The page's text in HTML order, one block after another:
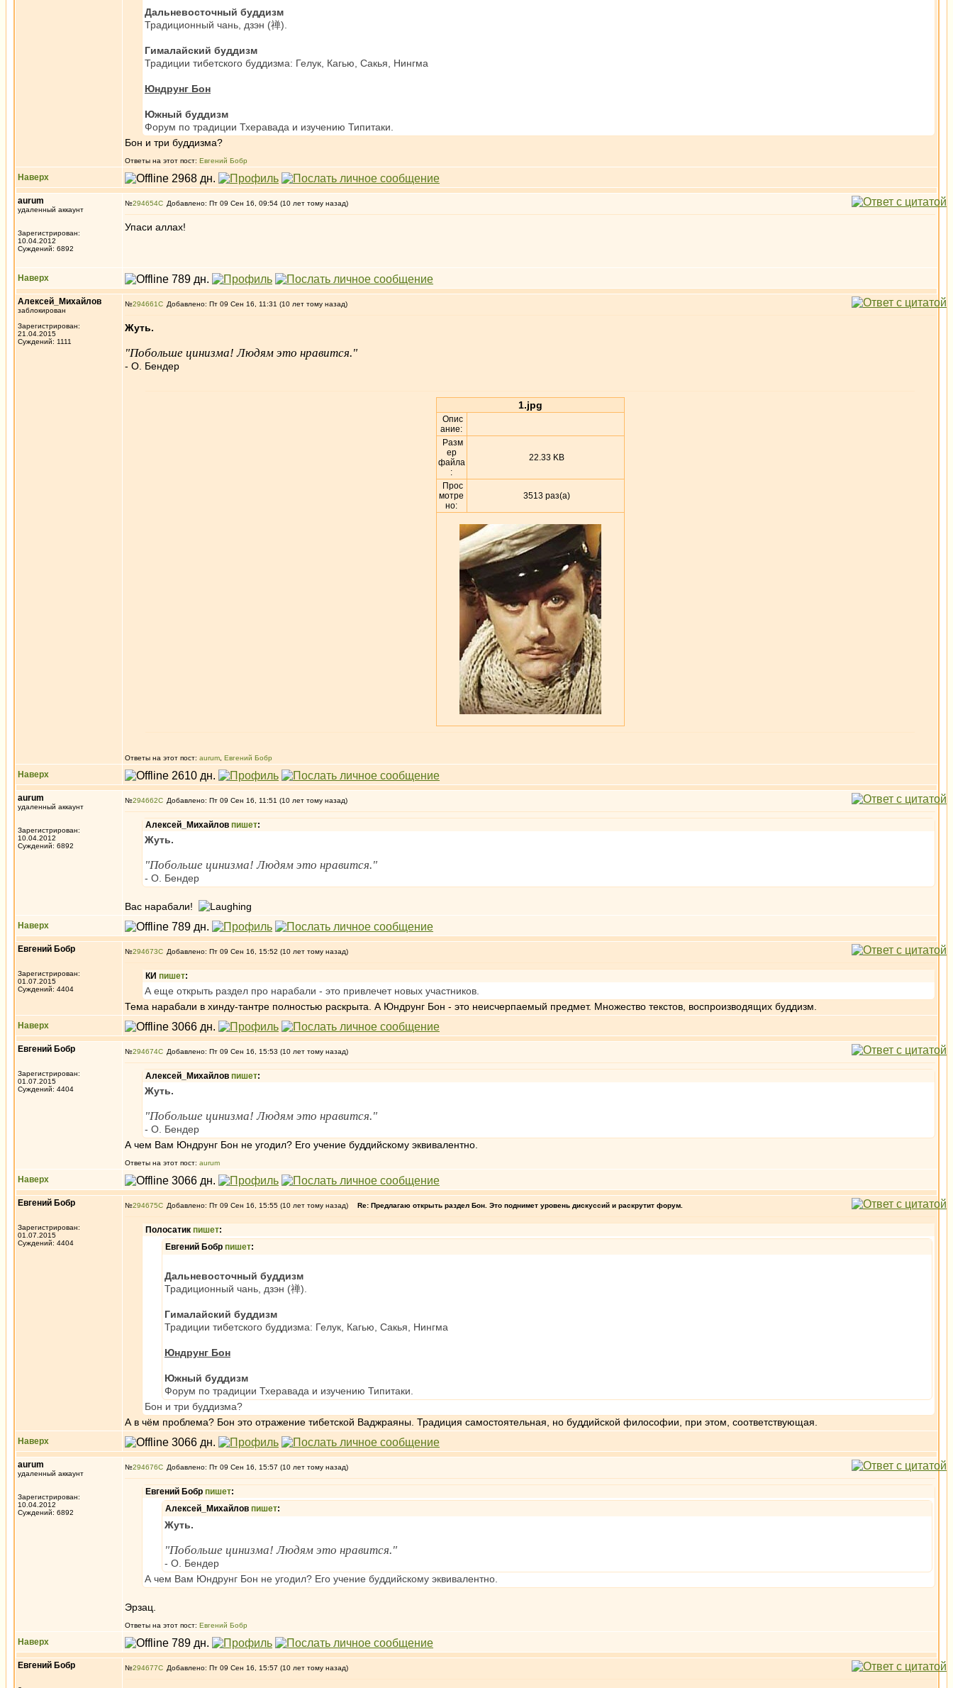
Дальневосточный буддизм
Традиционный чань, дзэн (禅).
Гималайский буддизм
Традиции тибетского буддизма: Гелук, Кагью, Сакья, Нингма
Юндрунг Бон
Южный буддизм
Форум по традиции Тхеравада и изучению Типитаки.
Бон и три буддизма?
Ответы на этот пост: Евгений Бобр
Наверх
aurum
удаленный аккаунт
Зарегистрирован:
10.04.2012
Суждений: 6892
№294654 Добавлено: Пт 09 Сен 16, 09:54 (10 лет тому назад)
Упаси аллах!
Наверх
Алексей_Михайлов
заблокирован
Зарегистрирован:
21.04.2015
Суждений: 1111
№294661 Добавлено: Пт 09 Сен 16, 11:31 (10 лет тому назад)
Жуть.
"Побольше цинизма! Людям это нравится."
- О. Бендер
1.jpg
Опис
ание:
Разм
ер
файла
:
22.33 KB
Прос
мотре
но:
3513 раз(а)
Ответы на этот пост: aurum Евгений Бобр
Наверх
aurum
удаленный аккаунт
Зарегистрирован:
10.04.2012
Суждений: 6892
№294662 Добавлено: Пт 09 Сен 16, 11:51 (10 лет тому назад)
Алексей_Михайлов пишет:
Жуть.
"Побольше цинизма! Людям это нравится."
- О. Бендер
Вас нарабали!
Наверх
Евгений Бобр
Зарегистрирован:
01.07.2015
Суждений: 4404
№294673 Добавлено: Пт 09 Сен 16, 15:52 (10 лет тому назад)
КИ пишет:
А еще открыть раздел про нарабали - это привлечет новых участников.
Тема нарабали в хинду-тантре полностью раскрыта. А Юндрунг Бон - это неисчерпаемый предмет. Множество текстов, воспроизводящих буддизм.
Наверх
Евгений Бобр
Зарегистрирован:
01.07.2015
Суждений: 4404
№294674 Добавлено: Пт 09 Сен 16, 15:53 (10 лет тому назад)
Алексей_Михайлов пишет:
Жуть.
"Побольше цинизма! Людям это нравится."
- О. Бендер
А чем Вам Юндрунг Бон не угодил? Его учение буддийскому эквивалентно.
Ответы на этот пост: aurum
Наверх
Евгений Бобр
Зарегистрирован:
01.07.2015
Суждений: 4404
№294675 Добавлено: Пт 09 Сен 16, 15:55 (10 лет тому назад) Re: Предлагаю открыть раздел Бон. Это поднимет уровень дискуссий и раскрутит форум.
Полосатик пишет:
Евгений Бобр пишет:
Дальневосточный буддизм
Традиционный чань, дзэн (禅).
Гималайский буддизм
Традиции тибетского буддизма: Гелук, Кагью, Сакья, Нингма
Юндрунг Бон
Южный буддизм
Форум по традиции Тхеравада и изучению Типитаки.
Бон и три буддизма?
А в чём проблема? Бон это отражение тибетской Ваджраяны. Традиция самостоятельная, но буддийской философии, при этом, соответствующая.
Наверх
aurum
удаленный аккаунт
Зарегистрирован:
10.04.2012
Суждений: 6892
№294676 Добавлено: Пт 09 Сен 16, 15:57 (10 лет тому назад)
Евгений Бобр пишет:
Алексей_Михайлов пишет:
Жуть.
"Побольше цинизма! Людям это нравится."
- О. Бендер
А чем Вам Юндрунг Бон не угодил? Его учение буддийскому эквивалентно.
Эрзац.
Ответы на этот пост: Евгений Бобр
Наверх
Евгений Бобр №294677 Добавлено: Пт 09 Сен 16, 15:57 (10 лет тому назад)